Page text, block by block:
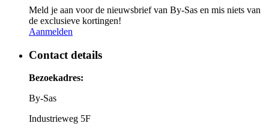
Meld je aan voor de nieuwsbrief van By-Sas en mis niets van
de exclusieve kortingen!
Aanmelden
Contact details
Bezoekadres:
By-Sas
Industrieweg 5F